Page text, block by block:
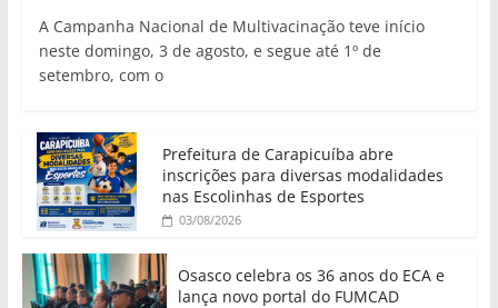
A Campanha Nacional de Multivacinação teve início
neste domingo, 3 de agosto, e segue até 1º de
setembro, com o
Prefeitura de Carapicuíba abre
inscrições para diversas modalidades
nas Escolinhas de Esportes
03/08/2026
Osasco celebra os 36 anos do ECA e
lança novo portal do FUMCAD